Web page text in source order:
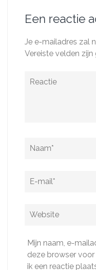
Een reactie
Je e-mailadres zal
Vereiste velden
Reactie
Naam
E-
Website
Mijn naam, e-
deze browser
ik een reactie